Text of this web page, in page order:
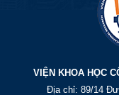
VIỆN KHOA HỌC
Địa chỉ: 89/14